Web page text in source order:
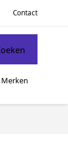
Contact
Merken